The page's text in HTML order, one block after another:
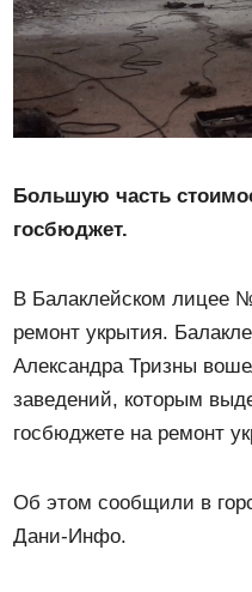
Большую часть
госбюджет.
В Балаклейском лицее
ремонт укрытия.
Александра Тризны
заведений, которым
госбюджете на ремонт
Об этом сообщили в
Дани-Инфо.